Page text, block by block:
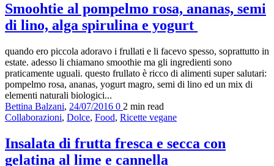
Smoohtie al pompelmo rosa, ananas, semi
di lino, alga spirulina e yogurt
quando ero piccola adoravo i frullati e li facevo spesso, soprattutto in
estate. adesso li chiamano smoothie ma gli ingredienti sono
praticamente uguali. questo frullato è ricco di alimenti super salutari:
pompelmo rosa, ananas, yogurt magro, semi di lino ed un mix di
elementi naturali biologici...
Bettina Balzani, 24/07/2016 0 2 min read
Collaborazioni, Dolce, Food, Ricette vegane
Insalata di frutta fresca e secca con
gelatina al lime e cannella